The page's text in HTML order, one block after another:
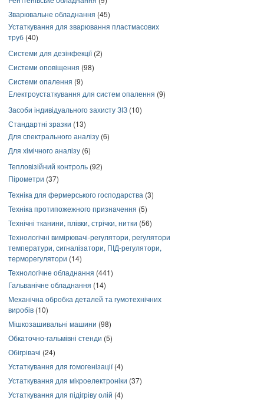
Зварювальне обладнання (45)
Устаткування для зварювання пластмасових
труб (40)
Системи для дезінфекції(2)
Системи оповіщення (98)
Системи опалення (9)
Електроустаткування для систем опалення (9)
Засоби індивідуального захисту ЗІЗ (10)
Стандартні зразки (13)
Для спектрального аналізу (6)
Для хімічного аналізу (6)
Тепловізійний контроль (92)
Пірометри (37)
Техніка для фермерського господарства (3)
Техніка протипожежного призначення (5)
Технічні тканини, плівки, стрічки, нитки (56)
Технологічні вимірювачі-регулятори, регулятори
температури, сигналізатори, ПІД-регулятори,
терморегулятори (14)
Технологічне обладнання (441)
Гальванічне обладнання (14)
Механічна обробка деталей та гумотехнічних
виробів (10)
Мішкозашивальні машини (98)
Обкаточно-гальмівні стенди (5)
Обігрівачі (24)
Устаткування для гомогенізації(4)
Устаткування для мікроелектроніки (37)
Устаткування для підігріву олій (4)